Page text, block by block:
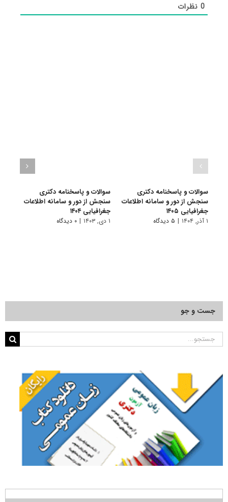
0نظرات
سوالات و پاسخنامه دکتری
سنجش از دور و سامانه اطلاعات
جغرافیایی ۱۴۰۵
۱ آذر, ۱۴۰۴ | ۵ دیدگاه
سوالات و پاسخنامه دکتری
سنجش از دور و سامانه اطلاعات
جغرافیایی ۱۴۰۴
۱ دی, ۱۴۰۳ | ۰ دیدگاه
جست و جو
جستجو